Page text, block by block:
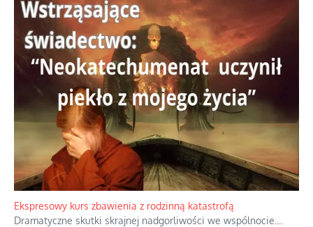
Ekspresowy kurs zbawienia z rodzinną katastrofą
Dramatyczne skutki skrajnej nadgorliwości we wspólnocie.